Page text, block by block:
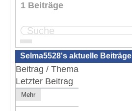
1 Beiträge
Seite:
Selma5528's aktuelle Beiträge
Beitrag / Thema
Letzter Beitrag
Mehr